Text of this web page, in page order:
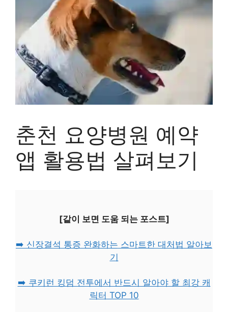
춘천 요양병원 예약
앱 활용법 살펴보기
[같이 보면 도움 되는 포스트]
➡️ 신장결석 통증 완화하는 스마트한 대처법 알아보
기
➡️ 쿠키런 킹덤 전투에서 반드시 알아야 할 최강 캐
릭터 TOP 10